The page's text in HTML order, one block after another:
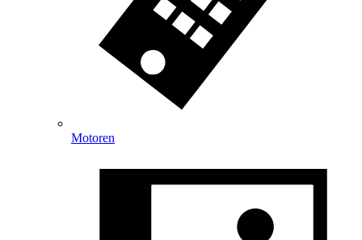
Motoren